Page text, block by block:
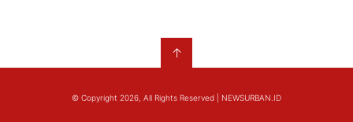
↑
© Copyright 2026, All Rights Reserved | NEWSURBAN.ID